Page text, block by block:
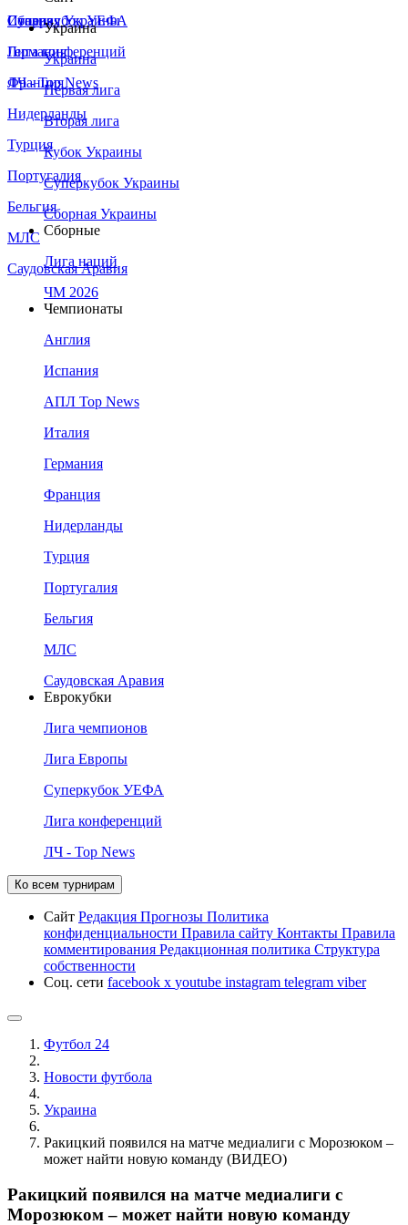
Сборная Украины
Италия
Германия
Франция
Нидерланды
Турция
Португалия
Бельгия
МЛС
Саудовская Аравия
Суперкубок УЕФА
Лига конференций
ЛЧ - Top News
Украина
Украина
Первая лига
Вторая лига
Кубок Украины
Суперкубок Украины
Сборная Украины
Сборные
Лига наций
ЧМ 2026
Чемпионаты
Англия
Испания
АПЛ Top News
Италия
Германия
Франция
Нидерланды
Турция
Португалия
Бельгия
МЛС
Саудовская Аравия
Еврокубки
Лига чемпионов
Лига Европы
Суперкубок УЕФА
Лига конференций
ЛЧ - Top News
Ко всем турнирам
Сайт Редакция Прогнозы Политика
конфиденциальности Правила сайту Контакты Правила
комментирования Редакционная политика Структура
собственности
Соц. сети facebook x youtube instagram telegram viber
Футбол 24
Новости футбола
Украина
Ракицкий появился на матче медиалиги с Морозюком –
может найти новую команду (ВИДЕО)
Ракицкий появился на матче медиалиги с
Морозюком – может найти новую команду